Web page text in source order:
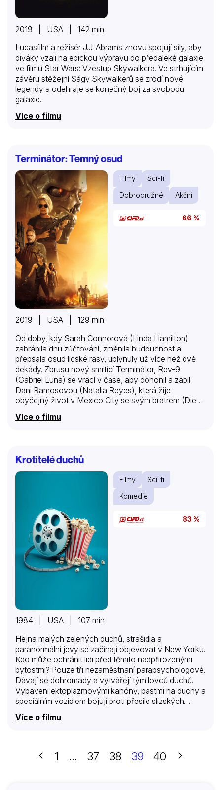
2019 | USA | 142 min
Lucasfilm a režisér J.J. Abrams znovu spojují síly, aby
diváky vzali na epickou výpravu do předaleké galaxie
ve filmu Star Wars: Vzestup Skywalkera. Ve strhujícím
závěru stěžejní Ságy Skywalkerů se zrodí nové
legendy a odehraje se konečný boj za svobodu
galaxie.
Více o filmu
Terminátor: Temný osud
Filmy
Sci-fi
Dobrodružné
Akční
66 %
2019 | USA | 129 min
Od doby, kdy Sarah Connorová (Linda Hamilton)
zabránila dnu zúčtování, změnila budoucnost a
přepsala osud lidské rasy, uplynuly už více než dvě
dekády. Zbrusu nový smrtící Terminátor, Rev-9
(Gabriel Luna) se vrací v čase, aby dohonil a zabil
Dani Ramosovou (Natalia Reyes), která žije
obyčejný život v Mexico City se svým bratrem (Diego
spojenectví s dvěma bojovníky – Grace (Mackenzie
cestě při honbě za Dani, nachází tyto tři cestu k T-
800 (Arnold Schwarzenegger) ze Sářiny minulosti,
který se zdá být jejich poslední nadějí.
Více o filmu
Krotitelé duchů
Filmy
Sci-fi
Komedie
83 %
1984 | USA | 107 min
Hejna malých zelených duchů, strašidla a
paranormální jevy se začínají objevovat v New Yorku.
Kdo může ochránit lidi před těmito nadpřirozenými
bytostmi? Pouze tři nezaměstnaní parapsychologové.
Dávají se dohromady a vytvářejí tým lovců duchů.
Vybaveni ektoplazmovými kanóny, pastmi na duchy a
speciálním vozidlem bojují proti přesile slizských
Více o filmu
Předchozí
1 … 37 38 39 40 Další